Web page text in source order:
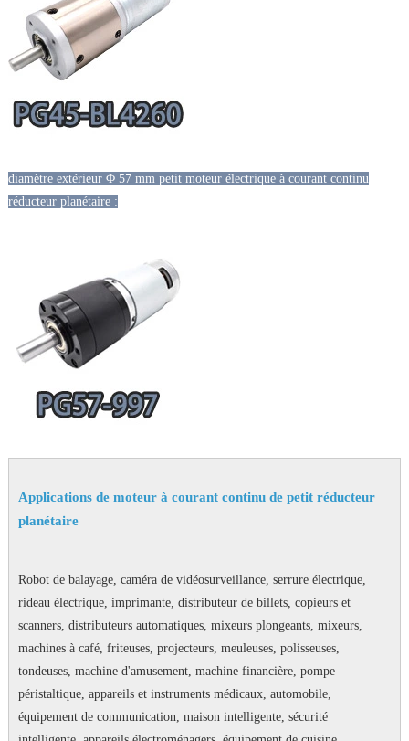
diamètre extérieur Φ 57 mm petit moteur électrique à courant continu
réducteur planétaire :
Applications de moteur à courant continu de petit réducteur
planétaire
Robot de balayage, caméra de vidéosurveillance, serrure électrique,
rideau électrique, imprimante, distributeur de billets, copieurs et
scanners, distributeurs automatiques, mixeurs plongeants, mixeurs,
machines à café, friteuses, projecteurs, meuleuses, polisseuses,
tondeuses, machine d'amusement, machine financière, pompe
péristaltique, appareils et instruments médicaux, automobile,
équipement de communication, maison intelligente, sécurité